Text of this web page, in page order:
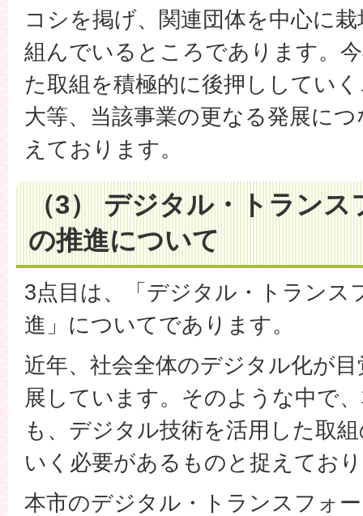
コシを掲げ、関連団体を中心に
組んでいるところであります。
た取組を積極的に後押ししてい
大等、当該事業の更なる発展に
えております。
（3） デジタル・トラン
の推進について
3点目は、「デジタル・トランス
進」についてであります。
近年、社会全体のデジタル化が
展しています。そのような中で
も、デジタル技術を活用した取
いく必要があるものと捉えてお
本市のデジタル・トランスフォ